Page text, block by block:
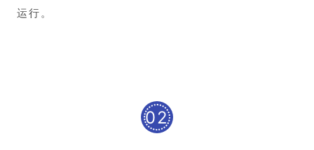
运行。
02